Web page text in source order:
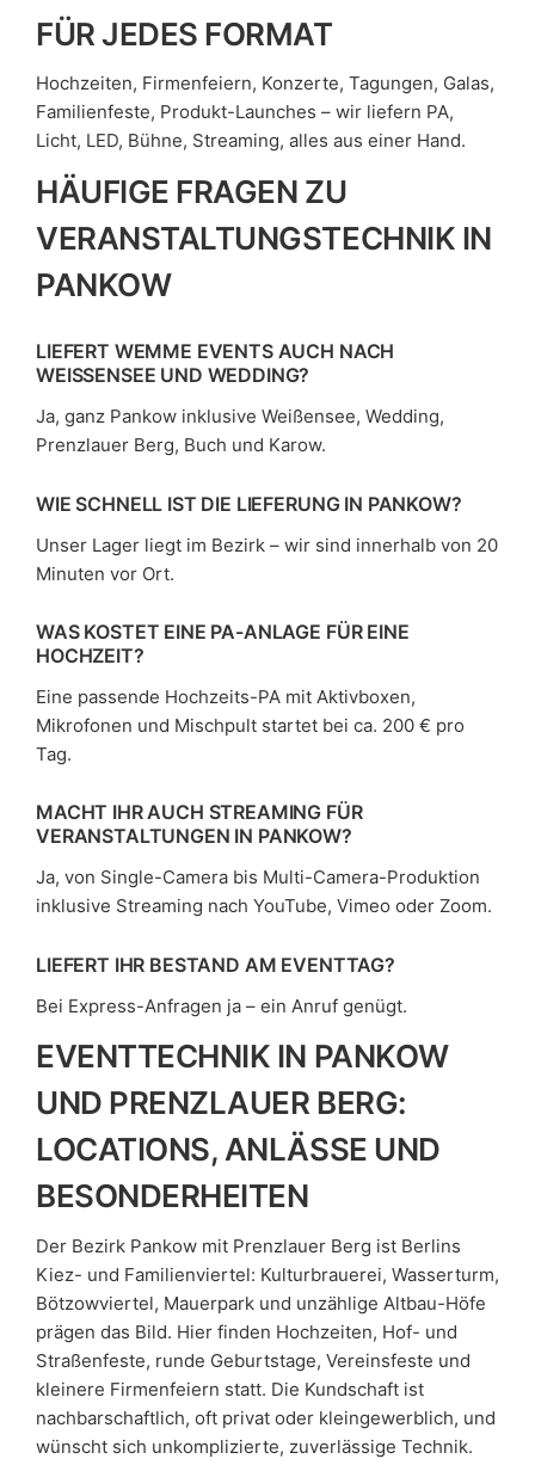
FÜR JEDES FORMAT
Hochzeiten, Firmenfeiern, Konzerte, Tagungen, Galas,
Familienfeste, Produkt-Launches – wir liefern PA,
Licht, LED, Bühne, Streaming, alles aus einer Hand.
HÄUFIGE FRAGEN ZU
VERANSTALTUNGSTECHNIK IN
PANKOW
LIEFERT WEMME EVENTS AUCH NACH
WEISSENSEE UND WEDDING?
Ja, ganz Pankow inklusive Weißensee, Wedding,
Prenzlauer Berg, Buch und Karow.
WIE SCHNELL IST DIE LIEFERUNG IN PANKOW?
Unser Lager liegt im Bezirk – wir sind innerhalb von 20
Minuten vor Ort.
WAS KOSTET EINE PA-ANLAGE FÜR EINE
HOCHZEIT?
Eine passende Hochzeits-PA mit Aktivboxen,
Mikrofonen und Mischpult startet bei ca. 200 € pro
Tag.
MACHT IHR AUCH STREAMING FÜR
VERANSTALTUNGEN IN PANKOW?
Ja, von Single-Camera bis Multi-Camera-Produktion
inklusive Streaming nach YouTube, Vimeo oder Zoom.
LIEFERT IHR BESTAND AM EVENTTAG?
Bei Express-Anfragen ja – ein Anruf genügt.
EVENTTECHNIK IN PANKOW
UND PRENZLAUER BERG:
LOCATIONS, ANLÄSSE UND
BESONDERHEITEN
Der Bezirk Pankow mit Prenzlauer Berg ist Berlins
Kiez- und Familienviertel: Kulturbrauerei, Wasserturm,
Bötzowviertel, Mauerpark und unzählige Altbau-Höfe
prägen das Bild. Hier finden Hochzeiten, Hof- und
Straßenfeste, runde Geburtstage, Vereinsfeste und
kleinere Firmenfeiern statt. Die Kundschaft ist
nachbarschaftlich, oft privat oder kleingewerblich, und
wünscht sich unkomplizierte, zuverlässige Technik.